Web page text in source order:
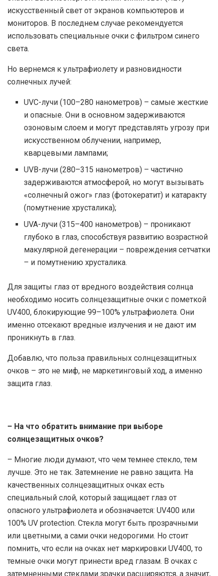
искусственный свет от экранов компьютеров и
мониторов. В последнем случае рекомендуется
использовать специальные очки с фильтром синего
света.
Но вернемся к ультрафиолету и разновидности
солнечных лучей:
UVC-лучи (100–280 нанометров) – самые жесткие
и опасные. Они в основном задерживаются
озоновым слоем и могут представлять угрозу при
искусственном облучении, например,
кварцевыми лампами;
UVB-лучи (280–315 нанометров) – частично
задерживаются атмосферой, но могут вызывать
«солнечный ожог» глаз (фотокератит) и катаракту
(помутнение хрусталика);
UVA-лучи (315–400 нанометров) – проникают
глубоко в глаз, способствуя развитию возрастной
макулярной дегенерации – повреждения сетчатки
– и помутнению хрусталика.
Для защиты глаз от вредного воздействия солнца
необходимо носить солнцезащитные очки с пометкой
UV400, блокирующие 99–100% ультрафиолета. Они
именно отсекают вредные излучения и не дают им
проникнуть в глаз.
Добавлю, что польза правильных солнцезащитных
очков – это не миф, не маркетинговый ход, а именно
защита глаз.
– На что обратить внимание при выборе
солнцезащитных очков?
– Многие люди думают, что чем темнее стекло, тем
лучше. Это не так. Затемнение не равно защита. На
качественных солнцезащитных очках есть
специальный слой, который защищает глаз от
опасного ультрафиолета и обозначается: UV400 или
100% UV protection. Стекла могут быть прозрачными
или цветными, а сами очки недорогими. Но стоит
помнить, что если на очках нет маркировки UV400, то
темные очки могут принести вред глазам. В очках с
затемненными стеклами зрачки расширяются, а значит,